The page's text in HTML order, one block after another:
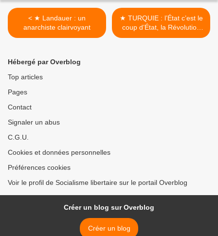
< ★ Landauer : un
anarchiste clairvoyant
★ TURQUIE : l’État c’est le
coup d’État, la Révolution
c’est la Liberté >
Hébergé par Overblog
Top articles
Pages
Contact
Signaler un abus
C.G.U.
Cookies et données personnelles
Préférences cookies
Voir le profil de Socialisme libertaire sur le portail Overblog
Créer un blog sur Overblog
Créer un blog